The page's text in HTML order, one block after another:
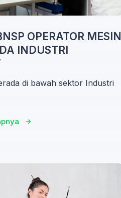
OPERATOR MESIN
INDUSTRI
di bawah sektor Industri